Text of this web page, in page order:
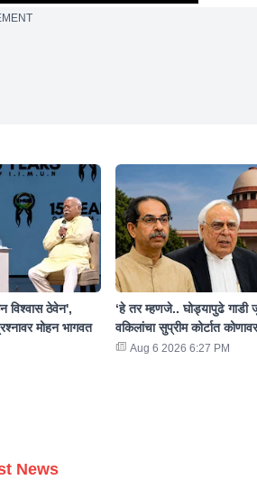
विश्वास ठेवेन',
मोहन भागवत
‘हे तर म्हणजे.. घोड्यापुढे गाडी
वकिलांचा सुप्रीम कोर्टात
Aug 6 2026 6:27 PM
News